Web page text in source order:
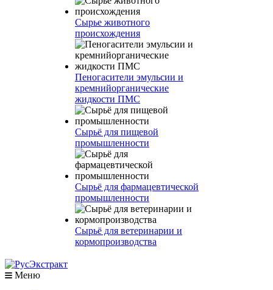
Сырье животного
происхождения
Пеногасители эмульсии и
кремнийорганические
жидкости ПМС
Сырьё для пищевой
промышленности
Сырьё для фармацевтической
промышленности
Сырьё для ветеринарии и
кормопроизводства
Меню